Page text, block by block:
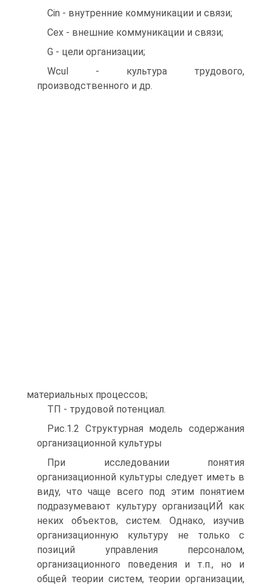
Cin - внутренние коммуникации и связи;
Cex - внешние коммуникации и связи;
G - цели организации;
Wcul - культура трудового,
производственного и др.
материальных процессов;
ТП - трудовой потенциал.
Рис.1.2 Структурная модель содержания
организационной культуры
При исследовании понятия
организационной культуры следует иметь в
виду, что чаще всего под этим понятием
подразумевают культуру организацИЙ как
неких объектов, систем. Однако, изучив
организационную культуру не только с
позиций управления персоналом,
организационного поведения и т.п., но и
общей теории систем, теории организации,